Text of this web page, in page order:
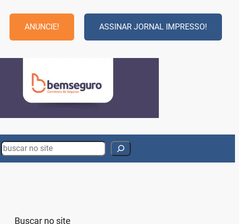
ANUNCIE! ASSINAR JORNAL IMPRESSO!
Search
Buscar no site